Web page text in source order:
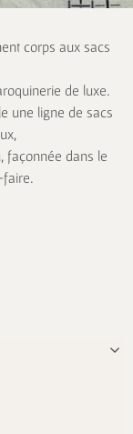
corps aux sacs
de luxe.
une ligne de sacs
façonnée dans le